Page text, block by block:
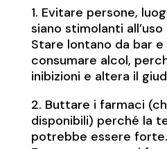
1. Evitare persone,
siano stimolanti
Stare lontano da bar
consumare alcol,
inibizioni e altera il
2. Buttare i farmaci
disponibili) perché la
potrebbe essere forte.